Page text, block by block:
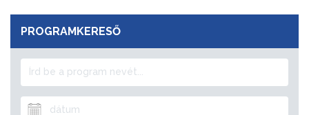
PROGRAMKERESŐ